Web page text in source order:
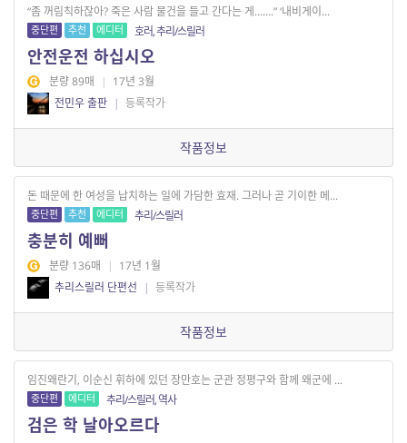
“좀 꺼림칙하잖아? 죽은 사람 물건을 들고 간다는 게…….” ‘내비게이...
중단편 추천 에디터 호러, 추리/스릴러
안전운전 하십시오
분량 89매 | 17년 3월
전민우 출판 | 등록작가
작품정보
돈 때문에 한 여성을 납치하는 일에 가담한 효재. 그러나 곧 기이한 메...
중단편 추천 에디터 추리/스릴러
충분히 예뻐
분량 136매 | 17년 1월
추리스릴러 단편선
| 등록작가
작품정보
임진왜란기, 이순신 휘하에 있던 장만호는 군관 정평구와 함께 왜군에 ...
중단편 에디터 추리/스릴러, 역사
검은 학 날아오르다